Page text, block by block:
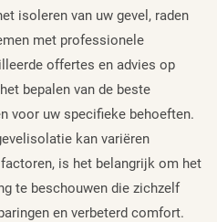
isoleren van uw gevel, raden
met professionele
offertes en advies op
bepalen van de beste
voor uw specifieke behoeften.
kan variëren
is het belangrijk om het
te beschouwen die zichzelf
en verbeterd comfort.